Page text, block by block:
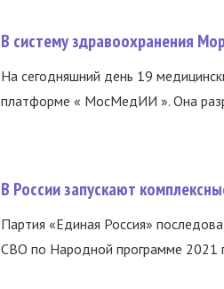
В систему здравоохранения
На сегодняшний день 19
платформе « МосМедИИ ». Она
В России запускают
Партия «Единая Россия»
СВО по Народной программе 2021